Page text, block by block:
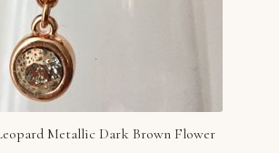
Metallic Dark Brown Flower